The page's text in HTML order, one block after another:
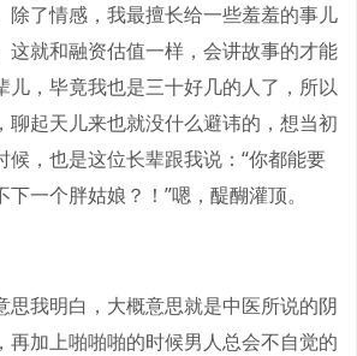
除了情感，我最擅长给一些羞羞的事儿
这就和融资估值一样，会讲故事的才能
儿，毕竟我也是三十好几的人了，所以
聊起天儿来也就没什么避讳的，想当初
候，也是这位长辈跟我说：“你都能要
一个胖姑娘？！”嗯，醍醐灌顶。
思我明白，大概意思就是中医所说的阴
再加上啪啪啪的时候男人总会不自觉的